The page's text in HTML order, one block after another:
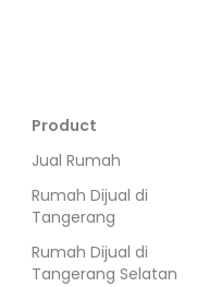
Product
Jual Rumah
Rumah Dijual di
Tangerang
Rumah Dijual di
Tangerang Selatan